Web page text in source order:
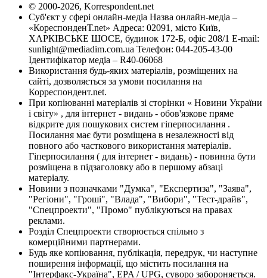
© 2000-2026, Korrespondent.net
Суб'єкт у сфері онлайн-медіа Назва онлайн-медіа –
«КореспонденТ.net» Адреса: 02091, місто Київ,
ХАРКІВСЬКЕ ШОСЕ, будинок 172-Б, офіс 208/1 E-mail:
sunlight@mediadim.com.ua Телефон: 044-205-43-00
Ідентифікатор медіа – R40-06068
Використання будь-яких матеріалів, розміщених на
сайті, дозволяється за умови посилання на
Корреспондент.net.
При копіюванні матеріалів зі сторінки « Новини України
і світу» , для інтернет - видань - обов'язкове пряме
відкрите для пошукових систем гіперпосилання .
Посилання має бути розміщена в незалежності від
повного або часткового використання матеріалів.
Гіперпосилання ( для інтернет - видань) - повинна бути
розміщена в підзаголовку або в першому абзаці
матеріалу.
Новини з позначками "Думка", "Експертиза", "Заява",
"Регіони", "Гроші", "Влада", "Вибори", "Тест-драйв",
"Спецпроекти", "Промо" публікуються на правах
реклами.
Розділ Спецпроекти створюється спільно з
комерційними партнерами.
Будь яке копіювання, публікація, передрук, чи наступне
поширення інформації, що містить посилання на
"Інтерфакс-Україна", EPA / UPG, суворо забороняється.